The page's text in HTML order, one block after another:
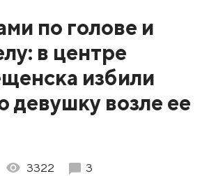
по голове и
в центре
избили
девушку возле ее
3322 3